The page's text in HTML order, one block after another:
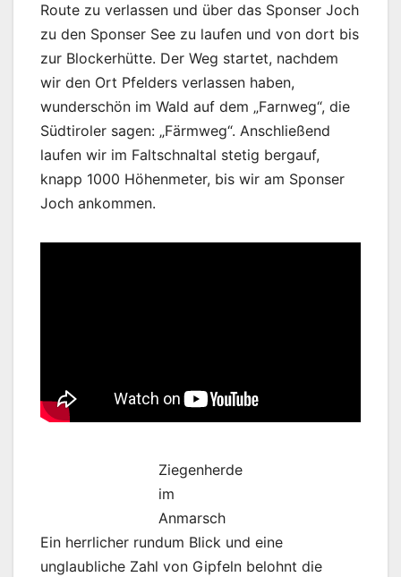
Route zu verlassen und über das Sponser Joch
zu den Sponser See zu laufen und von dort bis
zur Blockerhütte. Der Weg startet, nachdem
wir den Ort Pfelders verlassen haben,
wunderschön im Wald auf dem „Farnweg“, die
Südtiroler sagen: „Färmweg“. Anschließend
laufen wir im Faltschnaltal stetig bergauf,
knapp 1000 Höhenmeter, bis wir am Sponser
Joch ankommen.
Ziegenherde
im
Anmarsch
Ein herrlicher rundum Blick und eine
unglaubliche Zahl von Gipfeln belohnt die